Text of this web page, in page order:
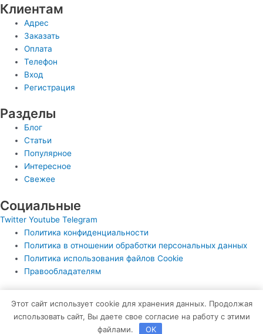
Клиентам
Адрес
Заказать
Оплата
Телефон
Вход
Регистрация
Разделы
Блог
Статьи
Популярное
Интересное
Свежее
Социальные
Twitter Youtube Telegram
Политика конфиденциальности
Политика в отношении обработки персональных данных
Политика использования файлов Cookie
Правообладателям
Этот сайт использует cookie для хранения данных. Продолжая
использовать сайт, Вы даете свое согласие на работу с этими
файлами.
OK